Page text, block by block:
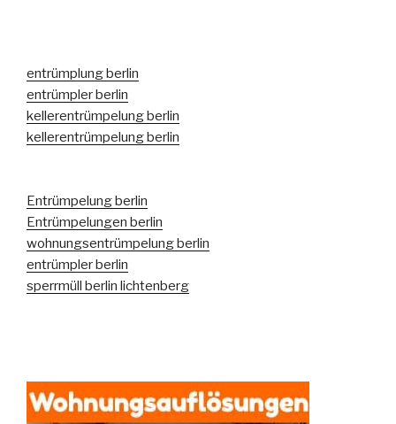
entrümplung berlin
entrümpler berlin
kellerentrümpelung berlin
kellerentrümpelung berlin
Entrümpelung berlin
Entrümpelungen berlin
wohnungsentrümpelung berlin
entrümpler berlin
sperrmüll berlin lichtenberg